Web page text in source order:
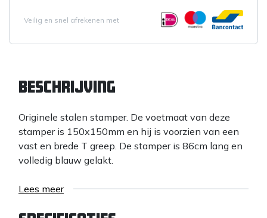
Veilig en snel afrekenen met
Beschrijving
Originele stalen stamper. De voetmaat van deze
stamper is 150x150mm en hij is voorzien van een
vast en brede T greep. De stamper is 86cm lang en
volledig blauw gelakt.
Lees meer